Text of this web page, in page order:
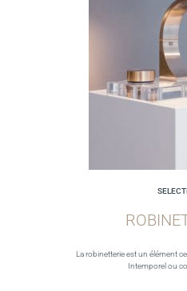
La robinetterie est un élément
Intemporel ou